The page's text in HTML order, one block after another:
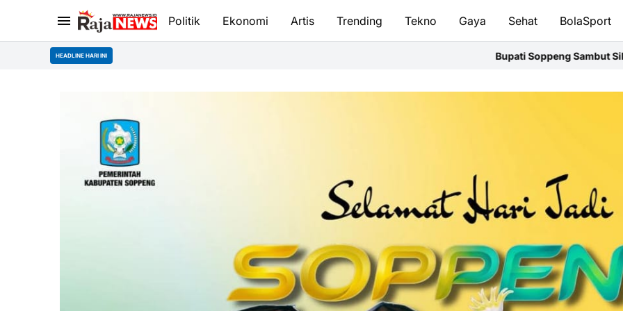
Politik Ekonomi Artis Trending Tekno Gaya Sehat BolaSport
HEADLINE HARI INI Bupati Soppeng Sambut Silaturahmi Kapolres,Perkuat Sinergi